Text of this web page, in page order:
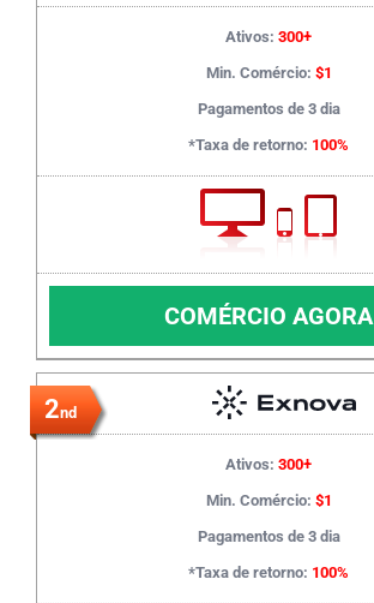
Ativos: 300+
Min. Comércio: $1
Pagamentos de 3 dia
*Taxa de retorno: 100%
COMÉRCIO AGORA
2nd
Ativos: 300+
Min. Comércio: $1
Pagamentos de 3 dia
*Taxa de retorno: 100%